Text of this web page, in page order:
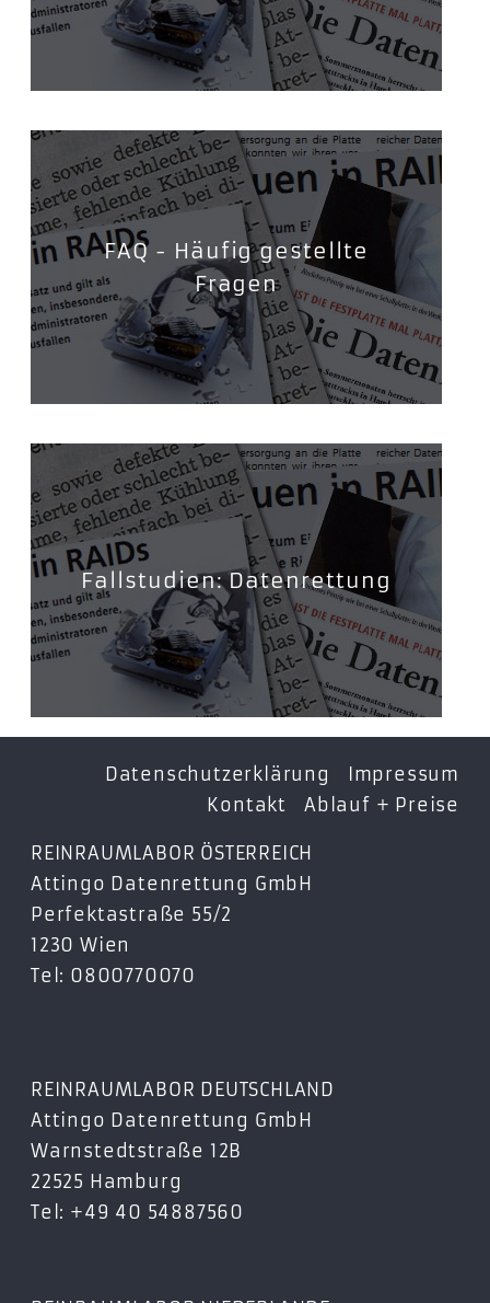
FAQ - Häufig gestellte
Fragen
Fallstudien: Datenrettung
Datenschutzerklärung
Impressum
Kontakt
Ablauf + Preise
REINRAUMLABOR ÖSTERREICH
Attingo Datenrettung GmbH
Perfektastraße 55/2
1230 Wien
Tel: 0800770070
REINRAUMLABOR DEUTSCHLAND
Attingo Datenrettung GmbH
Warnstedtstraße 12B
22525 Hamburg
Tel: +49 40 54887560